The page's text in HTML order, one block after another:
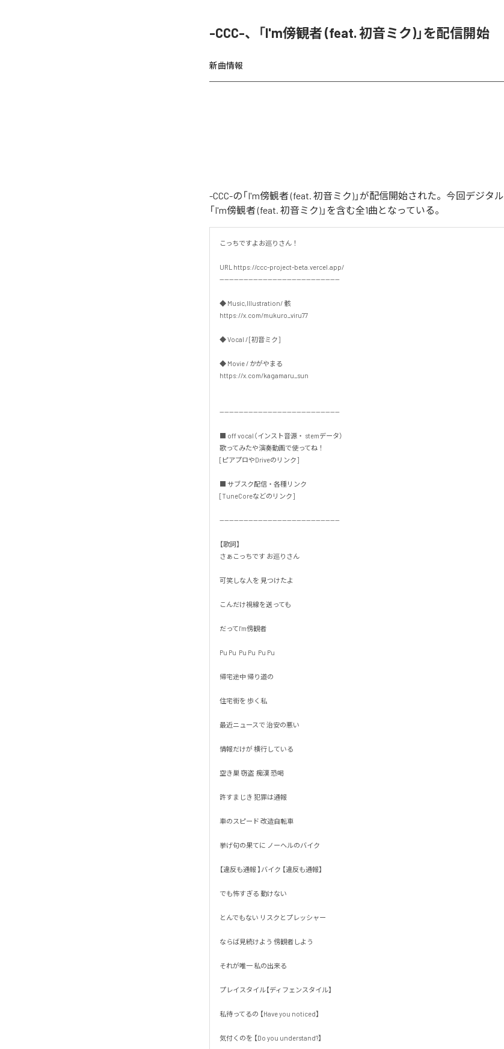
-CCC-、「I'm傍観者 (feat. 初音ミク)」を配信開始
新曲情報
-CCC-の「I'm傍観者 (feat. 初音ミク)」が配信開始された。今回デジタ
「I'm傍観者 (feat. 初音ミク)」を含む全1曲となっている。
こっちですよお巡りさん！
URL https://ccc-project-beta.vercel.app/
--------------------------------------------------
◆ Music,Illustration/ 骸
https://x.com/mukuro_viru77
◆ Vocal / [初音ミク]
◆ Movie / かがやまる
https://x.com/kagamaru_sun
--------------------------------------------------
■ off vocal（インスト音源・ stemデータ）
歌ってみたや演奏動画で使ってね！
[ピアプロやDriveのリンク]
■ サブスク配信・各種リンク
[TuneCoreなどのリンク]
--------------------------------------------------
【歌詞】
さぁこっちです お巡りさん
可笑しな人を 見つけたよ
こんだけ視線を送っても
だってI'm傍観者
Pu Pu  Pu Pu  Pu Pu
帰宅途中 帰り道の
住宅街を 歩く私
最近ニュースで 治安の悪い
情報だけが 横行している
空き巣 窃盗  痴漢 恐喝
許すまじき 犯罪は通報
車のスピード 改造自転車
挙げ句の果てに ノーヘルのバイク
【違反も通報 】バイク 【違反も通報】
でも怖すぎる 動けない
とんでもない リスクとプレッシャー
ならば見続けよう 傍観者しよう
それが唯一 私の出来る
プレイスタイル【ディフェンスタイル】
私待ってるの 【Have you noticed】
気付くのを 【Do you understand?】